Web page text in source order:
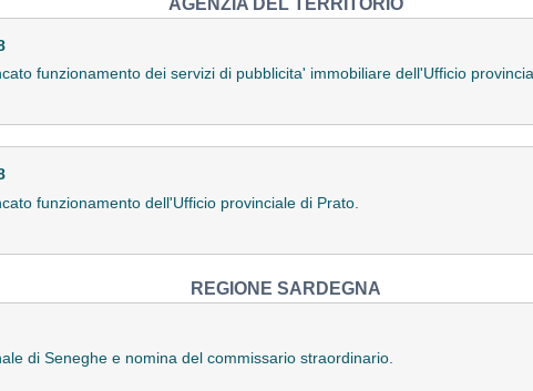
AGENZIA DEL TERRITORIO
funzionamento dei servizi di pubblicita' immobiliare dell'Ufficio
funzionamento dell'Ufficio provinciale di Prato.
REGIONE SARDEGNA
di Seneghe e nomina del commissario straordinario.